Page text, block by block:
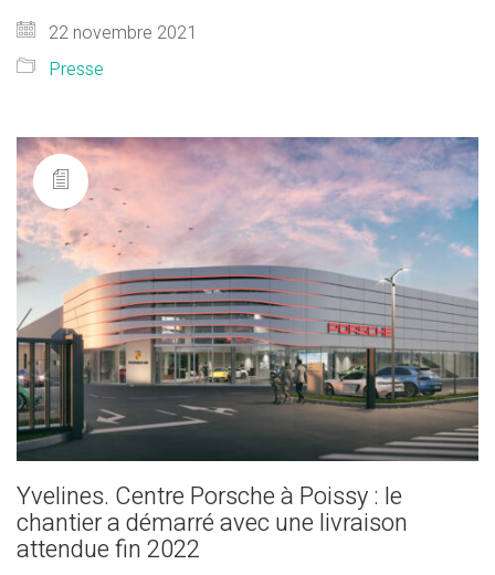
22 novembre 2021
Presse
Yvelines. Centre Porsche à Poissy : le
chantier a démarré avec une livraison
attendue fin 2022